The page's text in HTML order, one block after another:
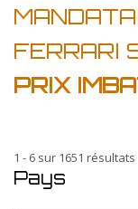
FERRARI
PRIX
1 - 6 sur 1651 résultats
Pays